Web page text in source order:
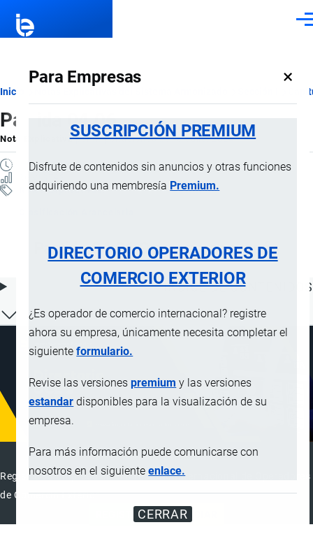
Para Empresas ×
SUSCRIPCIÓN PREMIUM
Disfrute de contenidos sin anuncios y otras funciones
adquiriendo una membresía Premium.
DIRECTORIO OPERADORES DE
COMERCIO EXTERIOR
¿Es operador de comercio internacional? registre
ahora su empresa, únicamente necesita completar el
siguienteformulario.
Revise las versionespremium y las versiones
estandar disponibles para la visualización de su
empresa.
Para más información puede comunicarse con
nosotros en el siguienteenlace.
CERRAR
Ruta
de
navegación
Inicio
Partida 04.06
Nota ExplicativaporImportaciones …, 16 Julio, 2024
4 MINUTOS
Notas Explicativas
Partida 04.06 Quesos y requesón
ÍNDICE DE CONTENIDOS
DIRECTORIO INTERNACIONAL
Registre su Empresa en el Directorio Internacional de Operadores
de Comercio Exterior
REGISTRAR
ANUNCIAR